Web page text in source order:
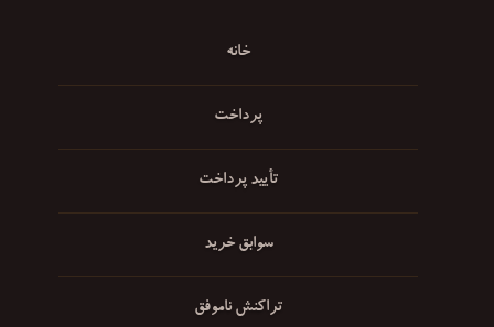
خانه
پرداخت
تأیید پرداخت
سوابق خرید
تراکنش ناموفق